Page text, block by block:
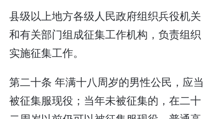
县级以上地方各级人民政府组织兵役机关
和有关部门组成征集工作机构，负责组织
实施征集工作。
第二十条 年满十八周岁的男性公民，应当
被征集服现役；当年未被征集的，在二十